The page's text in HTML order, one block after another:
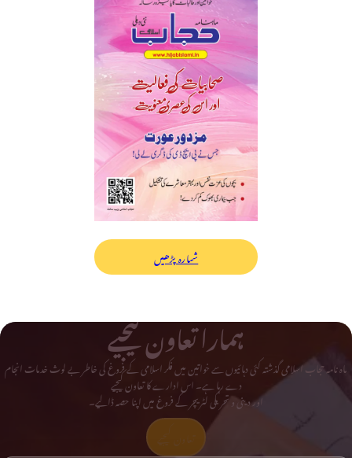
شمارہ پڑھیں
ہمارا تعاون کیجیے
ماہ نامہ حجاب اسلامی گذشتہ کئی دہائیوں سے خواتین میں فکر اسلامی کے فروغ کی خاطر بے لوث خدمات انجام
دے رہا ہے۔ اس ادارے کا تعاون کیجیے
اور دینی و تحریکی لٹریچر کے فروغ میں اپنا حصہ ڈالیے۔